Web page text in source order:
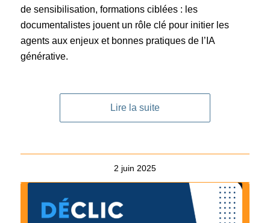
de sensibilisation, formations ciblées : les
documentalistes jouent un rôle clé pour initier les
agents aux enjeux et bonnes pratiques de l’IA
générative.
Lire la suite
2 juin 2025